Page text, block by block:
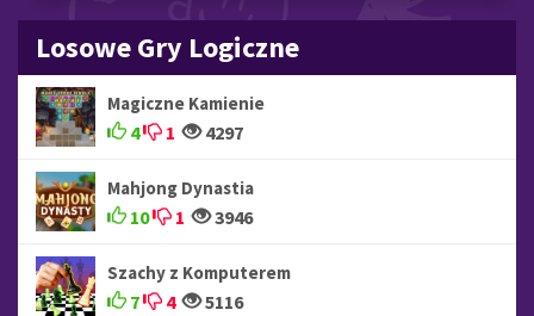
Losowe Gry Logiczne
Magiczne Kamienie
4 1 4297
Mahjong Dynastia
10 1 3946
Szachy z Komputerem
7 4 5116